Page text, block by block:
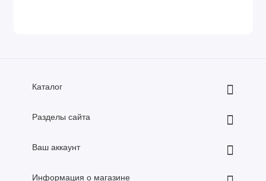
Каталог
Разделы сайта
Ваш аккаунт
Информация о магазине